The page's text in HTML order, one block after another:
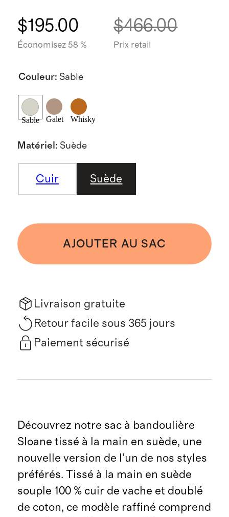
$195.00
Économisez 58 %
$466.00
Prix retail
Couleur: Sable
Sable Galet Whisky
Matériel : Suède
Cuir Suède
AJOUTER AU SAC
Livraison gratuite
Retour facile sous 365 jours
Paiement sécurisé
Découvrez notre sac à bandoulière
Sloane tissé à la main en suède, une
nouvelle version de l’un de nos styles
préférés. Tissé à la main en suède
souple 100 % cuir de vache et doublé
de coton, ce modèle raffiné comprend